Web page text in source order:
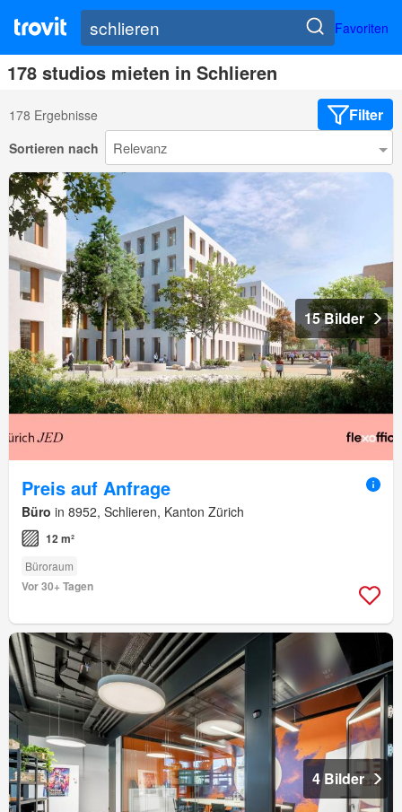
Favoriten
178 studios mieten in Schlieren
178 Ergebnisse Filter
Sortieren nach
15 Bilder
Preis auf Anfrage
Büro in 8952, Schlieren, Kanton Zürich
12 m²
Büroraum
Vor 30+ Tagen
4 Bilder